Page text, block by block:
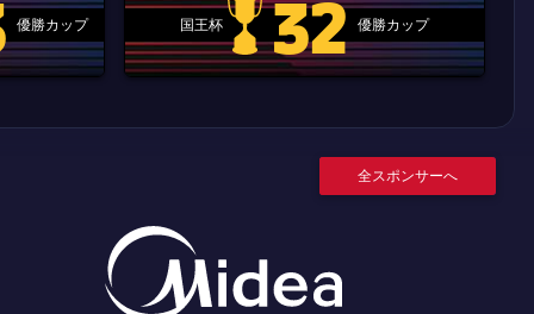
優勝カップ 国王杯
国王杯
32 優勝カップ
全スポンサーへ